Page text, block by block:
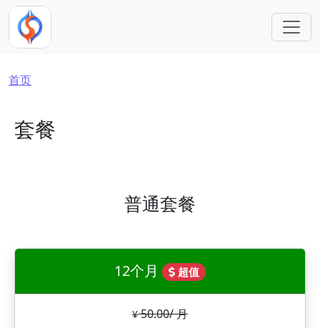
跳转到主要内容
面包屑
首页
套餐
普通套餐
12个月 超值
¥50.00/ 月